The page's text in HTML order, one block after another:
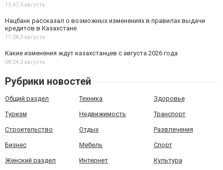
15:47,5 августа
Нацбанк рассказал о возможных изменениях в правилах выдачи
кредитов в Казахстане
11:28,3 августа
Какие изменения ждут казахстанцев с августа 2026 года
08:24,3 августа
Рубрики новостей
Общий раздел Техника Здоровье
Туризм Недвижимость Транспорт
Строительство Отдых Развлечения
Бизнес Мебель Спорт
Женский раздел Интернет Культура